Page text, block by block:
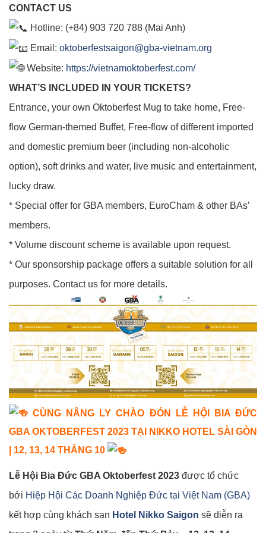
CONTACT US
Hotline: (+84) 903 720 788 (Mai Anh)
Email: oktoberfestsaigon@gba-vietnam.org
Website: https://vietnamoktoberfest.com/
WHAT’S INCLUDED IN YOUR TICKETS?
Entrance, your own Oktoberfest Mug to take home, Free-
flow German-themed Buffet, Free-flow of different imported
and domestic premium beer (including non-alcoholic
option), soft drinks and water, live music and entertainment,
lucky draw.
* Special offer for GBA members, EuroCham & other BAs’
members.
* Volume discount scheme is available upon request.
* Our sponsorship package offers a suitable solution for all
purposes. Contact us for more details.
CÙNG NÂNG LY CHÀO ĐÓN LỄ HỘI BIA ĐỨC
GBA OKTOBERFEST 2023 TẠI NIKKO HOTEL SÀI GÒN
| 12, 13, 14 THÁNG 10
Lễ Hội Bia Đức GBA Oktoberfest 2023 được tổ chức
bởi Hiệp Hội Các Doanh Nghiệp Đức tại Việt Nam (GBA)
kết hợp cùng khách sạn Hotel Nikko Saigon sẽ diễn ra